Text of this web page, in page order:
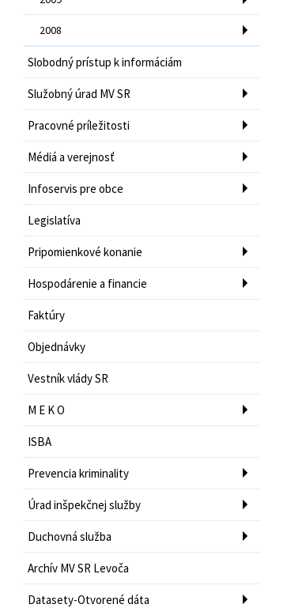
2008
Slobodný prístup k informáciám
Služobný úrad MV SR
Pracovné príležitosti
Médiá a verejnosť
Infoservis pre obce
Legislatíva
Pripomienkové konanie
Hospodárenie a financie
Faktúry
Objednávky
Vestník vlády SR
M E K O
ISBA
Prevencia kriminality
Úrad inšpekčnej služby
Duchovná služba
Archív MV SR Levoča
Datasety-Otvorené dáta